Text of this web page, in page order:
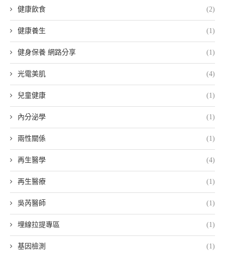
健康飲食 (2)
健康養生 (1)
健身保養 網路分享 (1)
光電美肌 (4)
兒童健康 (1)
內分泌學 (1)
兩性關係 (1)
再生醫學 (4)
再生醫療 (1)
吳芮醫師 (1)
埋線拉提專區 (1)
基因檢測 (1)